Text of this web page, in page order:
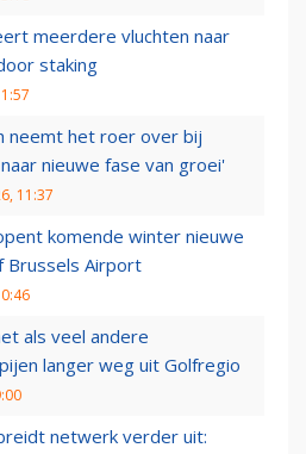
meerdere vluchten naar
staking
neemt het roer over bij
nieuwe fase van groei'
11:37
komende winter nieuwe
Brussels Airport
als veel andere
langer weg uit Golfregio
netwerk verder uit: